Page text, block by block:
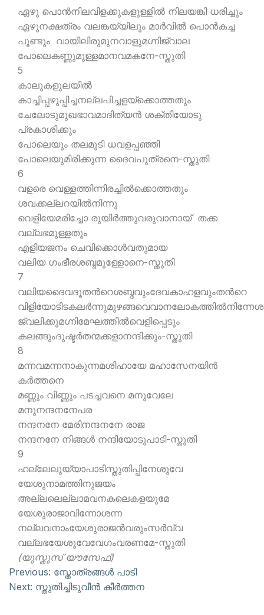
ഏഴു പൊന്‍നിലവിളക്കുകളുള്ളില്‍ നിലയങ്കി ധരിച്ചും
ഏഴുനക്ഷത്രം വലങ്കയ്യിലും മാര്‍വില്‍ പൊന്‍കച്ച
പൂണ്ടും വായിലിരുമുനവാളുമഗ്നിജ്വാല
പോലെകണ്ണുമുള്ളമാനവമകനേ-സ്തുതി
5
കാലുകളുലയില്‍
കാച്ചിപ്പഴുപ്പിച്ചനല്ലപിച്ചളയ്ക്കൊത്തതും
ചേലോടുമുഖഭാവമാദിത്യന്‍ ശക്തിയോടു
പ്രകാശിക്കും
പോലെയും തലമുടി ധവളപ്പഞ്ഞി
പോലെയുമിരിക്കുന്ന ദൈവപുത്രനെ-സ്തുതി
6
വളരെ വെള്ളത്തിന്നിരച്ചില്‍ക്കൊത്തതും
ശവക്കല്ലറയില്‍നിന്നു
വെളിയേമരിച്ചോ രുയിര്‍ത്തുവരുവാനായ് തക്ക
വല്ലഭമുള്ളതും
എളിയജനം ചെവിക്കൊള്‍വതുമായ
വലിയ ഗംഭീരശബ്ദമുള്ളോനെ-സ്തുതി
7
വലിയദൈവദൂതന്‍റെശബ്ദവുംദേവകാഹളവുംതന്‍റെ
ജ്വലിക്കുമഗ്നിമേഘത്തില്‍വെളിപ്പെടും
കലങ്ങുംദുഷ്ടര്‍തന്മക്കളാനന്ദിക്കും-സ്തുതി
8
മന്നവമന്നനാകുന്നമശിഹായേ മഹാസേനയിന്‍
കര്‍ത്തനെ
മണ്ണും വിണ്ണും പടച്ചവനെ മനുവേലേ
മനുനന്ദനനേപര
നന്ദനനേ മേരിനന്ദനനേ രാജ
നന്ദനനേ നിങ്ങള്‍ നന്ദിയോടുപാടി-സ്തുതി
9
ഹല്ലേലുയ്യാപാടിസ്തുതിപ്പിനേശുവേ
യേശുനാമത്തിനുജയം
അല്ലലെല്ലാമവനകലെകളയുമേ
യേശുരാജാവിന്നോശന്ന
നല്ലവനാംയേശുരാജന്‍വരുംസര്‍വ്വ
വല്ലഭയേശുവേവേഗംവരണമേ-സ്തുതി
(യുസ്തുസ് യൗസേഫ്)
Previous: സ്തോത്രങ്ങള്‍ പാടി
Next: സ്തുതിച്ചിടുവീന്‍ കീര്‍ത്തന